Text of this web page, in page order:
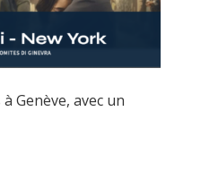
Genève, avec un